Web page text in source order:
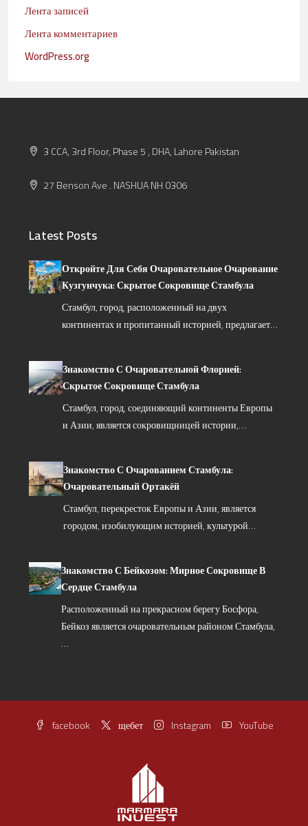
Лента записей
Лента комментариев
WordPress.org
3 CCA, 3rd Floor, Phase 5 , DHA, Lahore Pakistan
27 Benson Ave . NASHUA NH 0306
Latest Posts
Откройте Для Себя Очаровательное Очарование
Кузгунчука: Скрытое Сокровище Стамбула
Стамбул, город, расположенный на двух
континентах и пропитанный историей, предлагает…
Знакомство С Очаровательной Флорией:
Скрытое Сокровище Стамбула
Стамбул, город, соединяющий континенты Европы
и Азии, является сокровищницей истории,…
Знакомство С Очарованием Стамбула:
Очаровательный Ортакёй
Стамбул, перекресток Европы и Азии, является
городом, изобилующим историей, культурой…
Знакомство С Бейкозом: Мирное Сокровище В
Сердце Стамбула
Расположенный на прекрасном берегу Босфора,
Бейкоз является очаровательным районом Стамбула,
…
facebook щебет Instagram YouTube